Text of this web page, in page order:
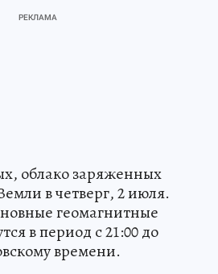
облако заряженных
в четверг, 2 июля.
геомагнитные
в период с 21:00 до
времени.